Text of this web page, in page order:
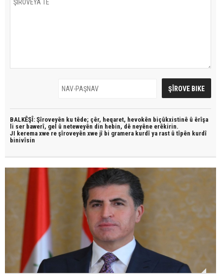
BALKÊŞÎ: Şîroveyên ku têde; çêr, heqaret, hevokên biçûkxistinê û êrîşa
li ser bawerî, gel û neteweyên din hebin, dê neyêne erêkirin.
JI kerema xwe re şîroveyên xwe jî bi gramera kurdî ya rast û tîpên kurdî
binivîsin